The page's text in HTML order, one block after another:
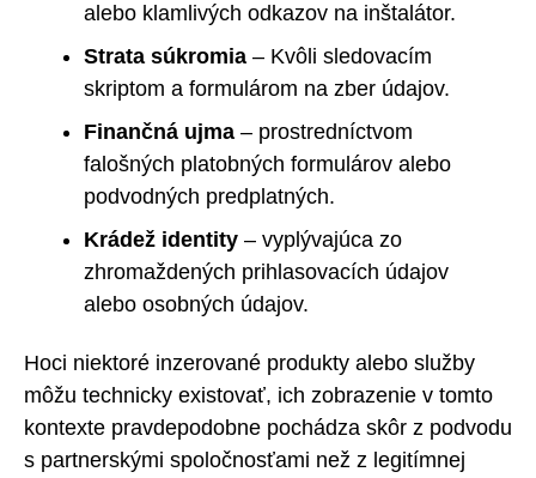
alebo klamlivých odkazov na inštalátor.
Strata súkromia – Kvôli sledovacím
skriptom a formulárom na zber údajov.
Finančná ujma – prostredníctvom
falošných platobných formulárov alebo
podvodných predplatných.
Krádež identity – vyplývajúca zo
zhromaždených prihlasovacích údajov
alebo osobných údajov.
Hoci niektoré inzerované produkty alebo služby
môžu technicky existovať, ich zobrazenie v tomto
kontexte pravdepodobne pochádza skôr z podvodu
s partnerskými spoločnosťami než z legitímnej